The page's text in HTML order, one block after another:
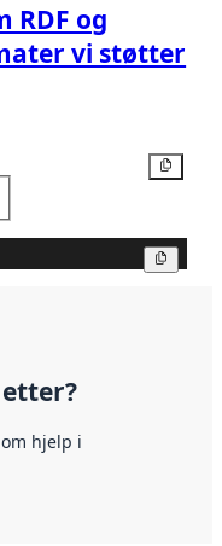
RDF og
vi støtter
hjelp i